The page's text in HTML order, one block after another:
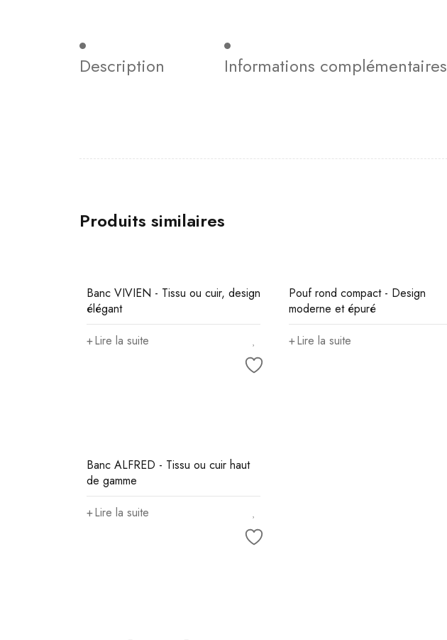
Description Informations complémentaires
Produits similaires
Banc VIVIEN - Tissu ou cuir, design
élégant
Lire la suite
Pouf rond compact - Design
moderne et épuré
Lire la suite
Banc ALFRED - Tissu ou cuir haut
de gamme
Lire la suite